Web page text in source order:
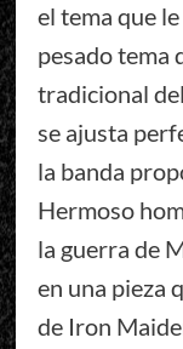
el tema que
pesado tema
tradicional
se ajusta
la banda
Hermoso
la guerra de
en una pieza
de Iron